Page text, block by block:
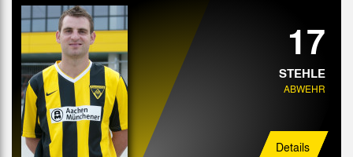
17
STEHLE
ABWEHR
Details